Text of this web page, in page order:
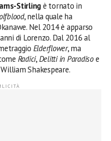
Stirlingè tornato in
, nella quale ha
Nel 2014 è apparso
di Lorenzo. Dal 2016 al
Elderflower, ma
Radici,Delitti in Paradisoe
Shakespeare.